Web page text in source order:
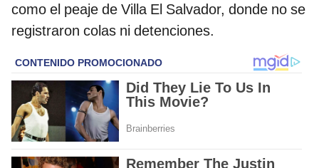
como el peaje de Villa El Salvador, donde no se
registraron colas ni detenciones.